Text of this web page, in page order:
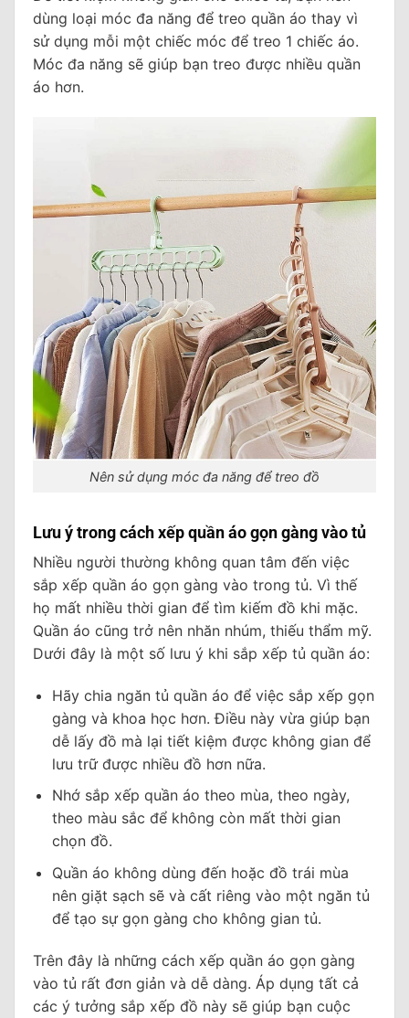
dùng loại móc đa năng để treo quần áo thay vì
sử dụng mỗi một chiếc móc để treo 1 chiếc áo.
Móc đa năng sẽ giúp bạn treo được nhiều quần
áo hơn.
Nên sử dụng móc đa năng để treo đồ
Lưu ý trong cách xếp quần áo gọn gàng vào tủ
Nhiều người thường không quan tâm đến việc
sắp xếp quần áo gọn gàng vào trong tủ. Vì thế
họ mất nhiều thời gian để tìm kiếm đồ khi mặc.
Quần áo cũng trở nên nhăn nhúm, thiếu thẩm mỹ.
Dưới đây là một số lưu ý khi sắp xếp tủ quần áo:
Hãy chia ngăn tủ quần áo để việc sắp xếp gọn
gàng và khoa học hơn. Điều này vừa giúp bạn
dễ lấy đồ mà lại tiết kiệm được không gian để
lưu trữ được nhiều đồ hơn nữa.
Nhớ sắp xếp quần áo theo mùa, theo ngày,
theo màu sắc để không còn mất thời gian
chọn đồ.
Quần áo không dùng đến hoặc đồ trái mùa
nên giặt sạch sẽ và cất riêng vào một ngăn tủ
để tạo sự gọn gàng cho không gian tủ.
Trên đây là những cách xếp quần áo gọn gàng
vào tủ rất đơn giản và dễ dàng. Áp dụng tất cả
các ý tưởng sắp xếp đồ này sẽ giúp bạn cuộc